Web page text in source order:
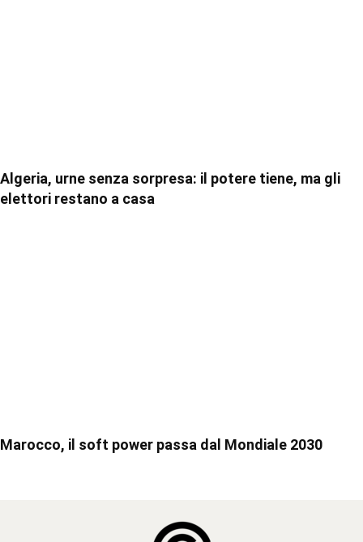
Algeria, urne senza sorpresa: il potere tiene, ma gli
elettori restano a casa
Marocco, il soft power passa dal Mondiale 2030